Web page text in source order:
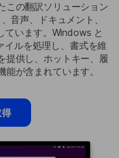
この翻訳ソリューション
音声、ドキュメント、
ています。Windows と
ルを処理し、書式を維
提供し、ホットキー、履
が含まれています。